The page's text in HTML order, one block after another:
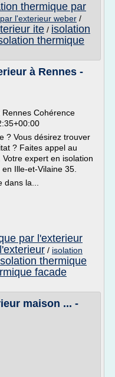
thermique par
l'exterieur weber /
ite / isolation
thermique
à Rennes -
Rennes Cohérence
? Vous désirez trouver
? Faites appel au
expert en isolation
Ille-et-Vilaine 35.
la...
par l'exterieur
/ isolation
thermique
facade
maison ... -